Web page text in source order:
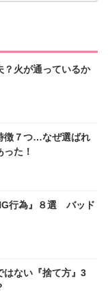
？火が通っているか
徴７つ…なぜ選ばれ
た！
行為』８選 バッド
はない『捨て方』3